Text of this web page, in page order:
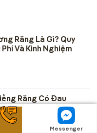
Răng Là Gì? Quy
Phí Và Kinh Nghiệm
Răng Có Đau
Đáp Mọi Thắc Mắc
& Hiệu Quả
Messenger